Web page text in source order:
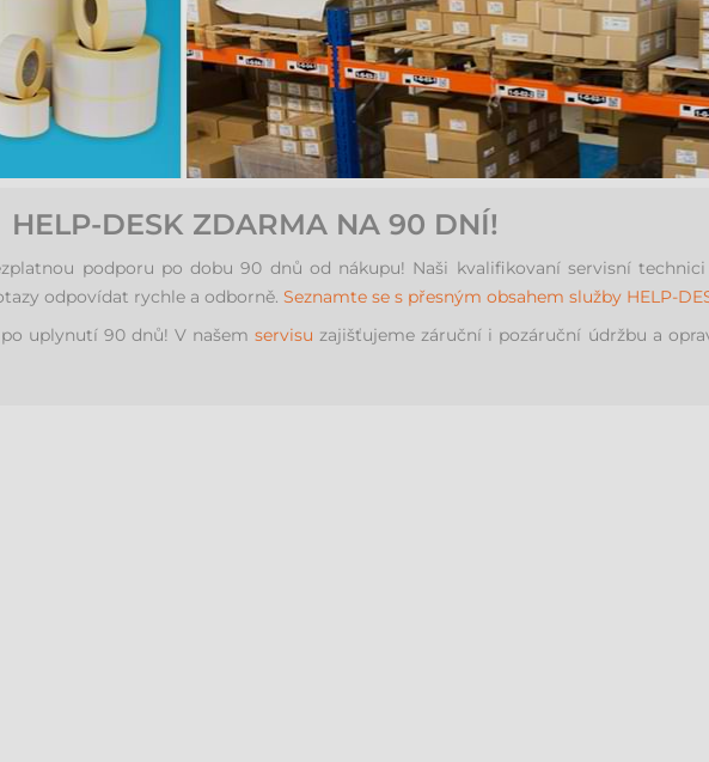
HELP-DESK ZDARMA NA 90 DNÍ!
podporu po dobu 90 dnů od nákupu! Naši kvalifikovaní servisní
odpovídat rychle a odborně. Seznamte se s přesným obsahem služby HELP-
po uplynutí 90 dnů! V našemservisu zajišťujeme záruční i pozáruční údržbu a